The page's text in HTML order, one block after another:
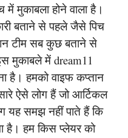
मुकाबला होने वाला है।
बताने से पहले जैसे पिच
टीम सब कुछ बताने से
मुकाबले में dream11
है। हमको वाइफ कप्तान
ऐसे लोग हैं जो आर्टिकल
यह समझ नहीं पाते हैं कि
है। हम किस प्लेयर को